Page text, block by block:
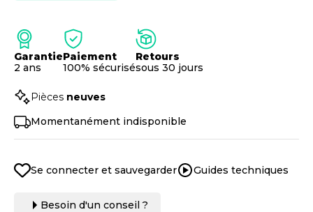
Garantie
2 ans
Paiement
100% sécurisé
Retours
sous 30 jours
Pièces neuves
Momentanément indisponible
Se connecter et sauvegarder Guides techniques
Besoin d'un conseil ?